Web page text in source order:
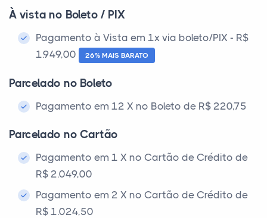
À vista no Boleto / PIX
Pagamento à Vista em 1x via boleto/PIX - R$
1.949,00
26% MAIS BARATO
Parcelado no Boleto
Pagamento em 12 X no Boleto de R$ 220,75
Parcelado no Cartão
Pagamento em 1 X no Cartão de Crédito de
R$ 2.049,00
Pagamento em 2 X no Cartão de Crédito de
R$ 1.024,50